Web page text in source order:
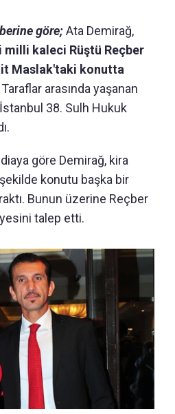
göre;Ata Demirağ,
milli kaleci Rüştü Reçber
Maslak'taki konutta
arasında yaşanan
38. Sulh Hukuk
göre Demirağ, kira
konutu başka bir
Bunun üzerine Reçber
talep etti.